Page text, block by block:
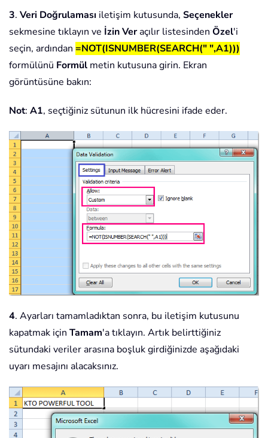
3. Veri Doğrulaması iletişim kutusunda, Seçenekler
sekmesine tıklayın ve İzin Veraçılır listesinden Özel'i
seçin, ardından =NOT(ISNUMBER(SEARCH(" ",A1)))
formülünü Formül metin kutusuna girin. Ekran
görüntüsüne bakın:
Not: A1, seçtiğiniz sütunun ilk hücresini ifade eder.
4. Ayarları tamamladıktan sonra, bu iletişim kutusunu
kapatmak için Tamam'a tıklayın. Artık belirttiğiniz
sütundaki veriler arasına boşluk girdiğinizde aşağıdaki
uyarı mesajını alacaksınız.